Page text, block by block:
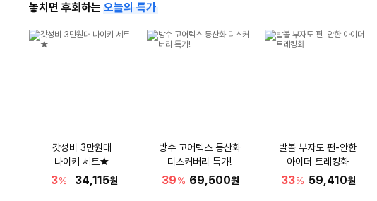
놓치면 후회하는 오늘의 특가
갓성비 3만원대
나이키 세트★
3% 34,115원
방수 고어텍스 등산화
디스커버리 특가!
39% 69,500원
발볼 부자도 편-안한
아이더 트레킹화
33% 59,410원